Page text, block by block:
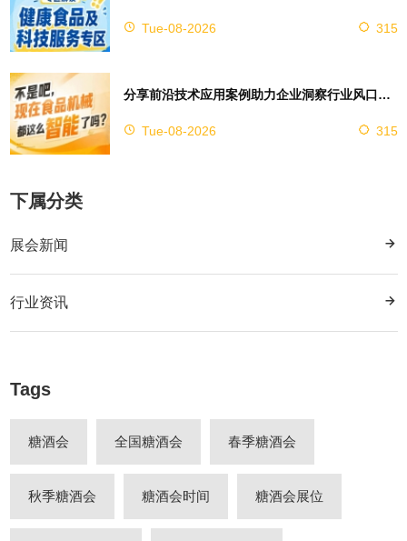
Tue-08-2026 315
分享前沿技术应用案例助力企业洞察行业风口，2026南京秋糖9号馆赋能创新
Tue-08-2026 315
下属分类
展会新闻
行业资讯
Tags
糖酒会 全国糖酒会 春季糖酒会
秋季糖酒会 糖酒会时间 糖酒会展位